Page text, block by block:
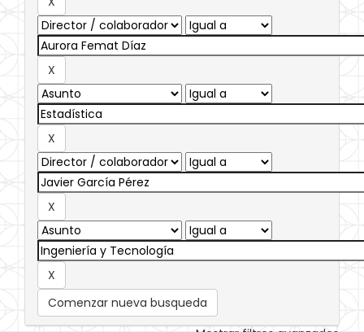
Comenzar nueva busqueda